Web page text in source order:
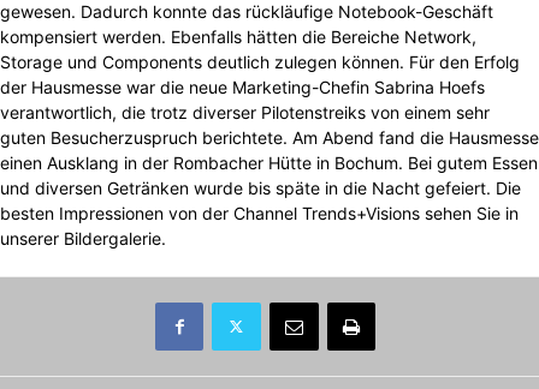
gewesen. Dadurch konnte das rückläufige Notebook-Geschäft
kompensiert werden. Ebenfalls hätten die Bereiche Network,
Storage und Components deutlich zulegen können. Für den Erfolg
der Hausmesse war die neue Marketing-Chefin Sabrina Hoefs
verantwortlich, die trotz diverser Pilotenstreiks von einem sehr
guten Besucherzuspruch berichtete. Am Abend fand die Hausmesse
einen Ausklang in der Rombacher Hütte in Bochum. Bei gutem Essen
und diversen Getränken wurde bis späte in die Nacht gefeiert. Die
besten Impressionen von der Channel Trends+Visions sehen Sie in
unserer Bildergalerie.